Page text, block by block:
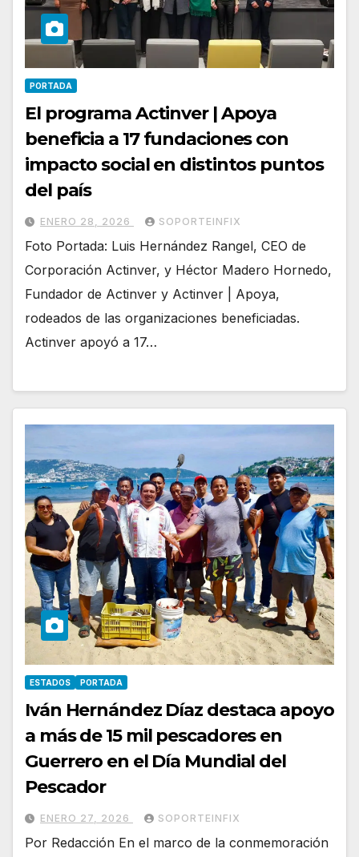
PORTADA
El programa Actinver | Apoya
beneficia a 17 fundaciones con
impacto social en distintos puntos
del país
ENERO 28, 2026 SOPORTEINFIX
Foto Portada: Luis Hernández Rangel, CEO de
Corporación Actinver, y Héctor Madero Hornedo,
Fundador de Actinver y Actinver | Apoya,
rodeados de las organizaciones beneficiadas.
Actinver apoyó a 17…
ESTADOS PORTADA
Iván Hernández Díaz destaca apoyo
a más de 15 mil pescadores en
Guerrero en el Día Mundial del
Pescador
ENERO 27, 2026 SOPORTEINFIX
Por Redacción En el marco de la conmemoración